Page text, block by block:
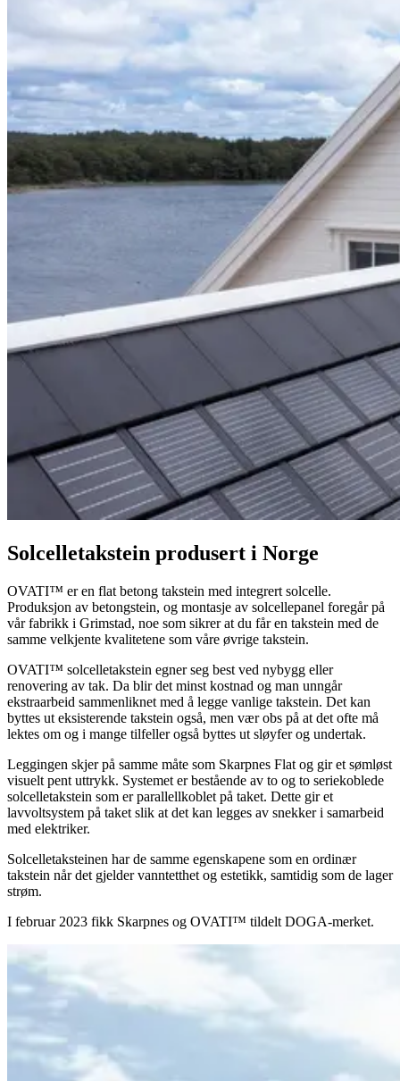
Solcelletakstein produsert i Norge
OVATI™ er en flat betong takstein med integrert solcelle.
Produksjon av betongstein, og montasje av solcellepanel foregår på
vår fabrikk i Grimstad, noe som sikrer at du får en takstein med de
samme velkjente kvalitetene som våre øvrige takstein.
OVATI™ solcelletakstein egner seg best ved nybygg eller
renovering av tak. Da blir det minst kostnad og man unngår
ekstraarbeid sammenliknet med å legge vanlige takstein. Det kan
byttes ut eksisterende takstein også, men vær obs på at det ofte må
lektes om og i mange tilfeller også byttes ut sløyfer og undertak.
Leggingen skjer på samme måte som Skarpnes Flat og gir et sømløst
visuelt pent uttrykk. Systemet er bestående av to og to seriekoblede
solcelletakstein som er parallellkoblet på taket. Dette gir et
lavvoltsystem på taket slik at det kan legges av snekker i samarbeid
med elektriker.
Solcelletaksteinen har de samme egenskapene som en ordinær
takstein når det gjelder vanntetthet og estetikk, samtidig som de lager
strøm.
I februar 2023 fikk Skarpnes og OVATI™ tildelt DOGA-merket.